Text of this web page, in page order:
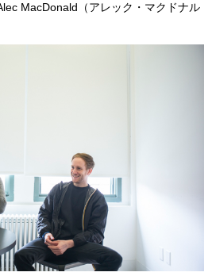
MacDonald（アレック・マクドナル